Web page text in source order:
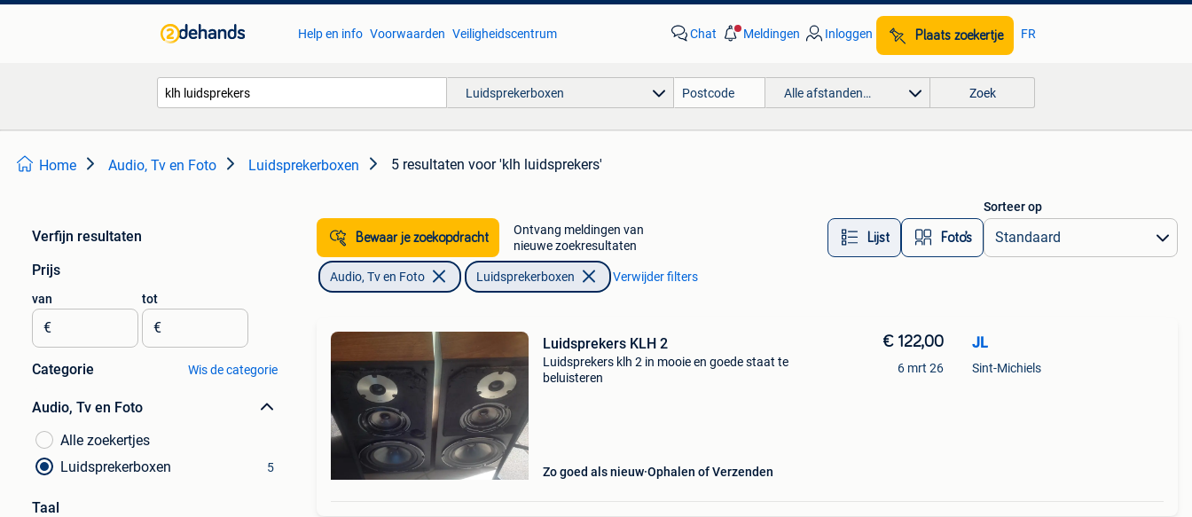
Help en info Voorwaarden Veiligheidscentrum Chat Meldingen Inloggen Plaats zoekertje FR
Luidsprekerboxen Alle afstanden… Zoek
Home Audio, Tv en Foto Luidsprekerboxen 5 resultaten voor 'klh luidsprekers'
Verfijn resultaten
Prijs
van
€
tot
€
Categorie Wis de categorie
Audio, Tv en Foto
Alle zoekertjes
Luidsprekerboxen
5
Taal
Bewaar je zoekopdracht
Ontvang meldingen van
nieuwe zoekresultaten
Lijst Foto’s
Sorteer op
Audio, Tv en Foto Luidsprekerboxen Verwijder filters
Luidsprekers KLH 2
Luidsprekers klh 2 in mooie en goede staat te
beluisteren
Zo goed als nieuw Ophalen of Verzenden
€ 122,00
6 mrt 26
JL
Sint-Michiels